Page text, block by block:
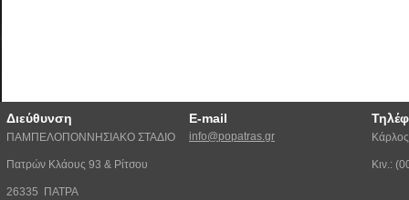
Διεύθυνση E-mail
ΠΑΜΠΕΛΟΠΟΝΝΗΣΙΑΚΟ ΣΤΑΔΙΟ
Πατρών Κλάους 93 & Ρίτσου
26335 ΠΑΤΡΑ
info@popatras.gr
Κιν.: